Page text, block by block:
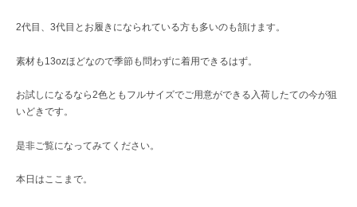
2代目、3代目とお履きになられている方も多いのも頷けます。
素材も13ozほどなので季節も問わずに着用できるはず。
お試しになるなら2色ともフルサイズでご用意ができる入荷したての今が狙
いどきです。
是非ご覧になってみてください。
本日はここまで。